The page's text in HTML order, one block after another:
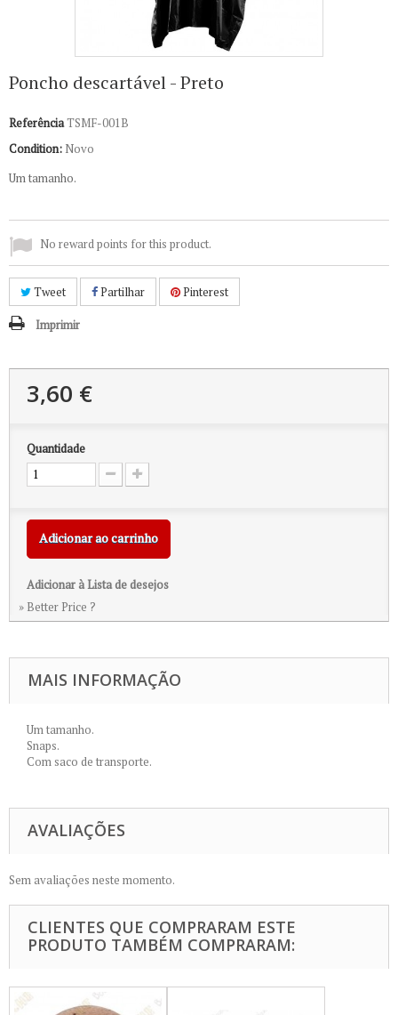
Poncho descartável - Preto
ReferênciaTSMF-001B
Condition: Novo
Um tamanho.
No reward points for this product.
Tweet Partilhar Pinterest
Imprimir
3,60 €
Quantidade
Adicionar ao carrinho
Adicionar à Lista de desejos
» Better Price ?
MAIS INFORMAÇÃO
Um tamanho.
Snaps.
Com saco de transporte.
AVALIAÇÕES
Sem avaliações neste momento.
CLIENTES QUE COMPRARAM ESTE
PRODUTO TAMBÉM COMPRARAM: